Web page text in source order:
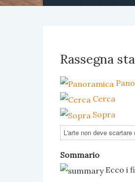
Rassegna
Cerca
Sopra
Sommario
Ecco i